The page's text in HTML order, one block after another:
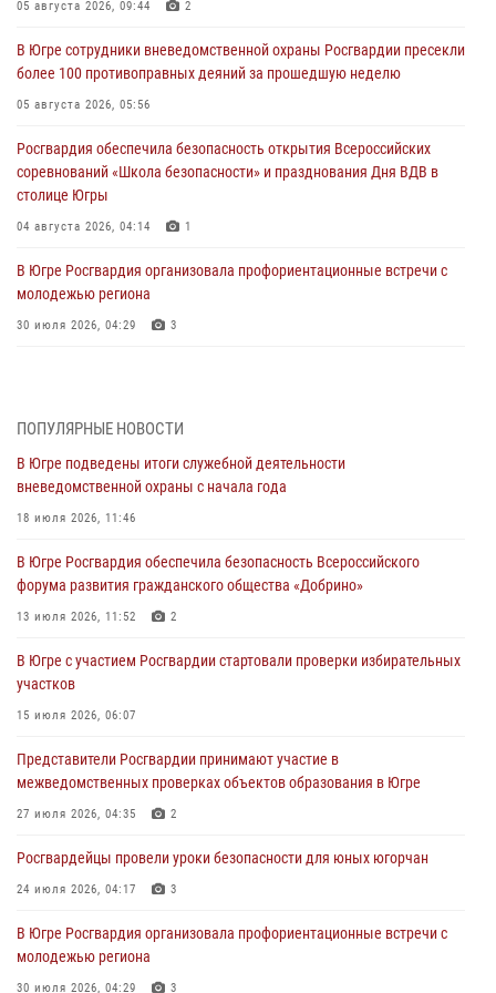
05 августа 2026, 09:44 2
В Югре сотрудники вневедомственной охраны Росгвардии пресекли
более 100 противоправных деяний за прошедшую неделю
05 августа 2026, 05:56
Росгвардия обеспечила безопасность открытия Всероссийских
соревнований «Школа безопасности» и празднования Дня ВДВ в
столице Югры
04 августа 2026, 04:14 1
В Югре Росгвардия организовала профориентационные встречи с
молодежью региона
30 июля 2026, 04:29 3
27 июля 2026, 11:42
Представители Росгвардии принимают участие в
межведомственных проверках объектов образования в Югре
27 июля 2026, 04:35
Росгвардейцы провели уроки безопасности для юных югорчан
24 июля 2026, 04:17 3
вневедомственной охраны с начала года
18 июля 2026, 11:46
участков
15 июля 2026, 06:07
ПОПУЛЯРНЫЕ НОВОСТИ
В Югре подведены итоги служебной деятельности
вневедомственной охраны с начала года
18 июля 2026, 11:46
В Югре Росгвардия обеспечила безопасность Всероссийского
форума развития гражданского общества «Добрино»
13 июля 2026, 11:52 2
В Югре с участием Росгвардии стартовали проверки избирательных
участков
15 июля 2026, 06:07
Представители Росгвардии принимают участие в
межведомственных проверках объектов образования в Югре
27 июля 2026, 04:35 2
Росгвардейцы провели уроки безопасности для юных югорчан
24 июля 2026, 04:17 3
В Югре Росгвардия организовала профориентационные встречи с
молодежью региона
30 июля 2026, 04:29 3